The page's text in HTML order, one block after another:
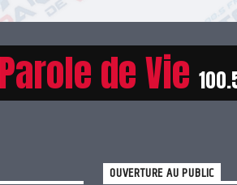
Parole de Vie
OUVERTURE AU PUBLIC